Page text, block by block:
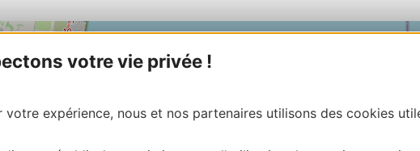
votre vie privée !
votre expérience, nous et nos partenaires utilisons des cookies